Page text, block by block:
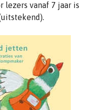
lezers vanaf 7 jaar is